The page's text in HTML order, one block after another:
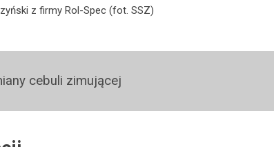
z firmy Rol-Spec (fot. SSZ)
cebuli zimującej